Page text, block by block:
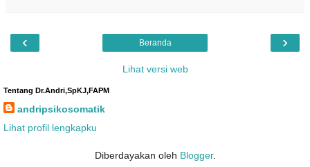
‹ ›
Beranda
Lihat versi web
Tentang Dr.Andri,SpKJ,FAPM
andripsikosomatik
Lihat profil lengkapku
Diberdayakan oleh Blogger.